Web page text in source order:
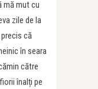
mă mut cu
zile de la
că
în seara
către
înalți pe